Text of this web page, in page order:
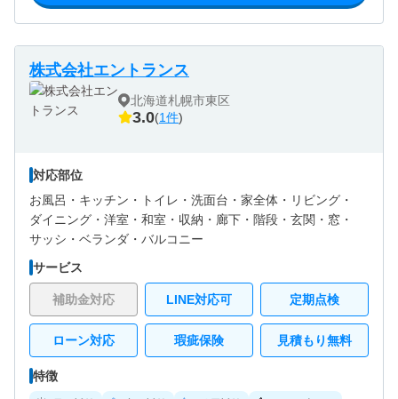
株式会社エントランス
北海道札幌市東区
3.0(1件)
対応部位
お風呂・ キッチン・ トイレ・ 洗面台・ 家全体・ リビング・
ダイニング・ 洋室・ 和室・ 収納・ 廊下・ 階段・ 玄関・ 窓・
サッシ・ ベランダ・バルコニー
サービス
補助金対応 LINE対応可 定期点検
ローン対応 瑕疵保険 見積もり無料
特徴